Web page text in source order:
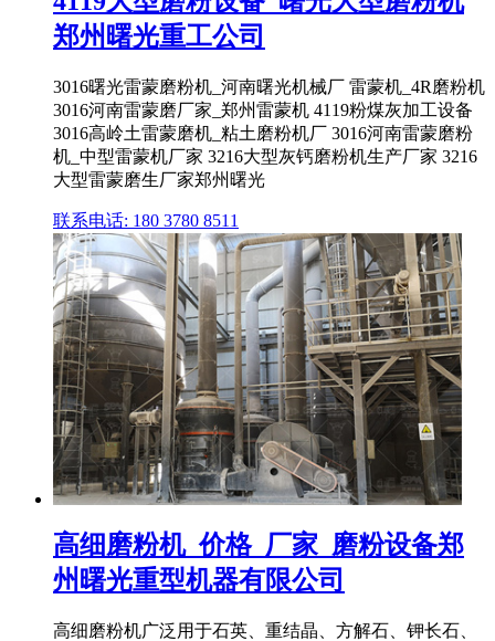
郑州曙光重工公司
3016曙光雷蒙磨粉机_河南曙光机械厂 雷蒙机_4R磨粉机
3016河南雷蒙磨厂家_郑州雷蒙机 4119粉煤灰加工设备
3016高岭土雷蒙磨机_粘土磨粉机厂 3016河南雷蒙磨粉
机_中型雷蒙机厂家 3216大型灰钙磨粉机生产厂家 3216
大型雷蒙磨生厂家郑州曙光
联系电话: 180 3780 8511
高细磨粉机_价格_厂家_磨粉设备郑
州曙光重型机器有限公司
高细磨粉机广泛用于石英、重结晶、方解石、钾长石、